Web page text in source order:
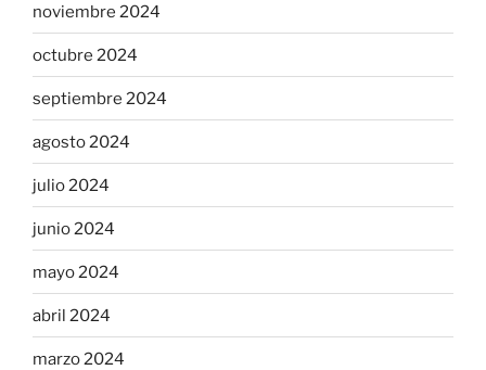
noviembre 2024
octubre 2024
septiembre 2024
agosto 2024
julio 2024
junio 2024
mayo 2024
abril 2024
marzo 2024